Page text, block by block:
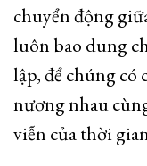
chuyển động
luôn bao dung
lập, để chúng có
nương nhau
viễn của thời